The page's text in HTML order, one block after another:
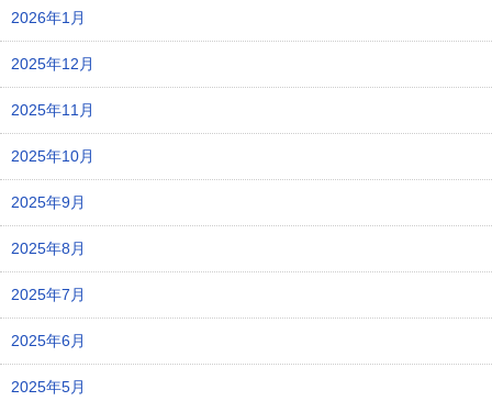
2026年1月
2025年12月
2025年11月
2025年10月
2025年9月
2025年8月
2025年7月
2025年6月
2025年5月